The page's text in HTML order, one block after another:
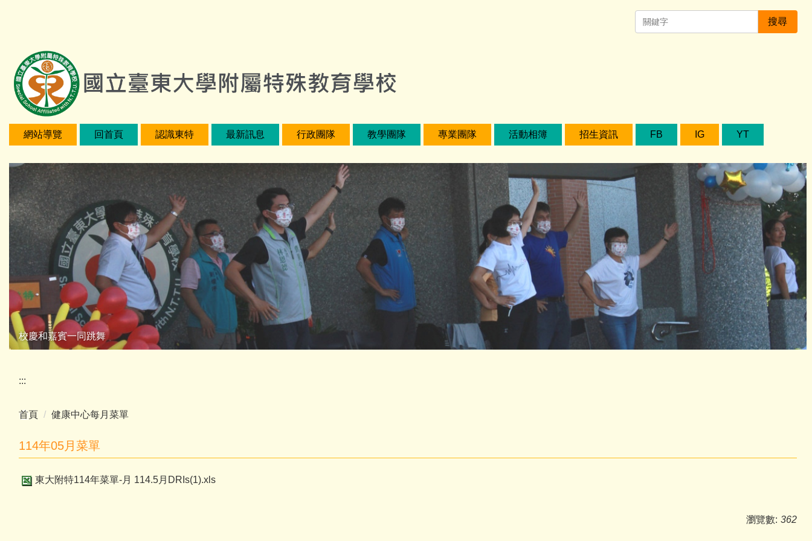
容
搜尋
網站導覽 回首頁 認識東特 最新訊息 行政團隊 教學團隊 專業團隊 活動相簿 招生資訊 FB IG YT
校慶和嘉賓一同跳舞
:::
首頁 健康中心每月菜單
114年05月菜單
東大附特114年菜單-月 114.5月DRIs(1).xls
瀏覽數: 362